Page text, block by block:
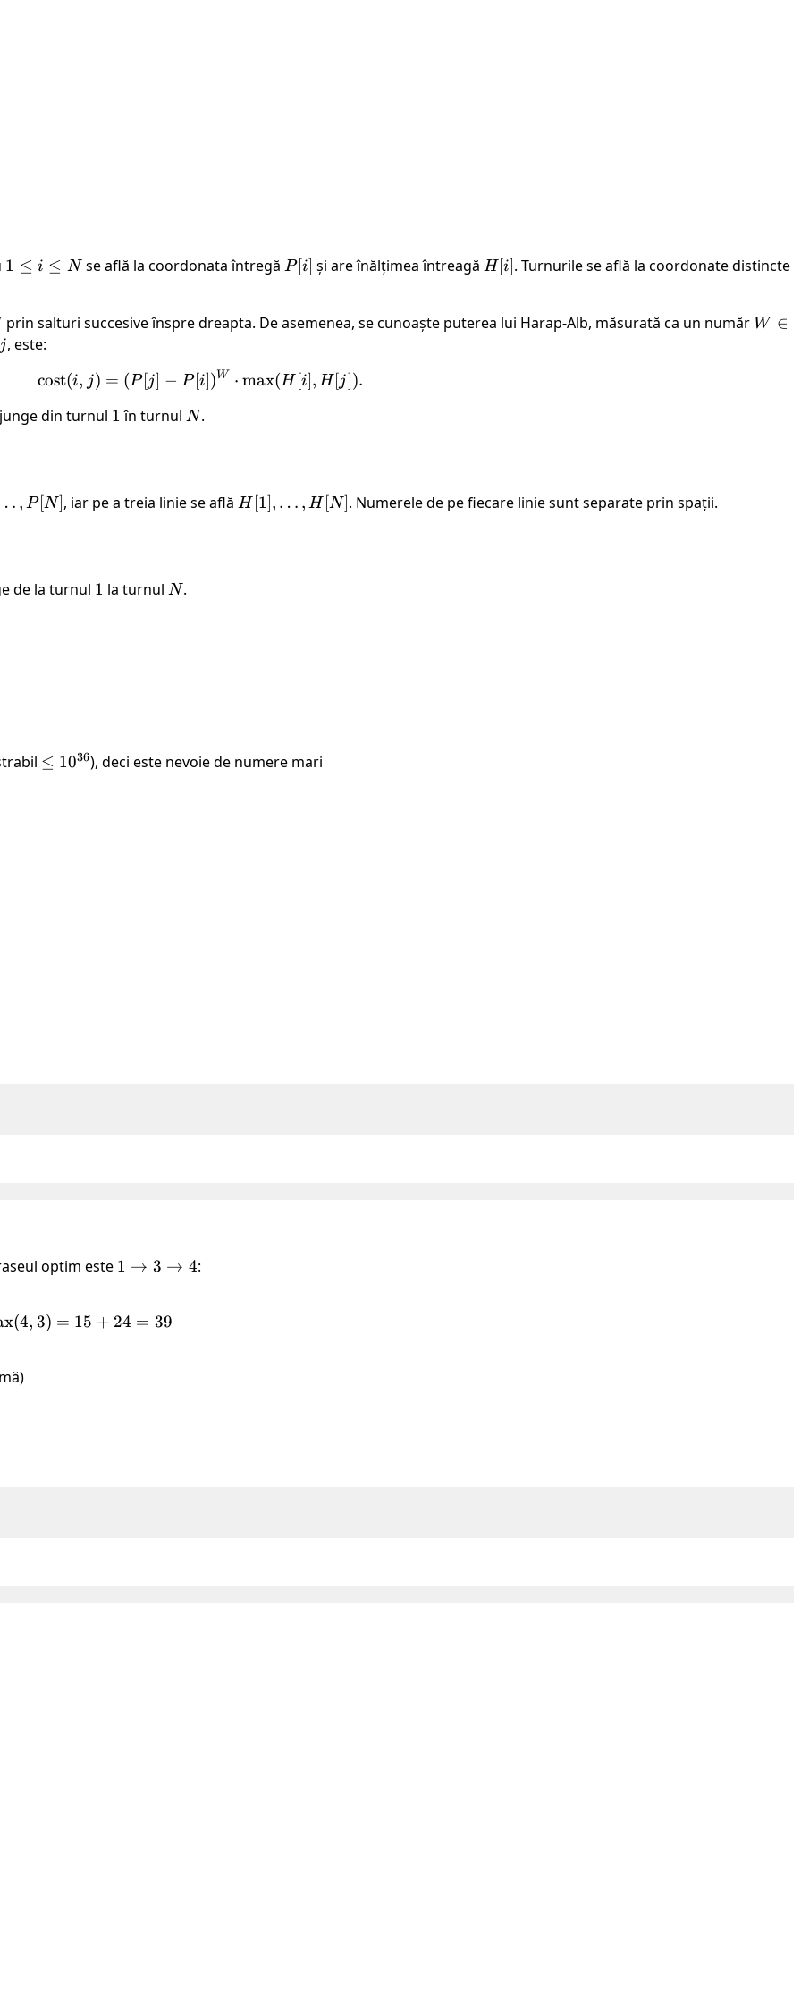
1
\leq
N
1 ≤ i ≤ Nse află la coordonata întregă P[i]
P[i] și are înălțimea întreagă H[i]
H [i]. Turnurile se află la coordonate distincte
prin salturi succesive înspre dreapta. De asemenea, se cunoaște puterea lui Harap-Alb, măsurată ca un număr W
W ∈
j, este:
\text{cost}(i, j) = (P[j] - P[i])^W \cdot \text{max}(H[i], H[j]).
cost(i, j) = (P [j] − P[i]) W ⋅ max(H [i], H [j]).
din turnul 1
1în turnul N
N.
, P[N], iar pe a treia linie se află H[1],
H [1], … , H [N]. Numerele de pe fiecare linie sunt separate prin spații.
de la turnul 1
1 la turnul N
N.
\leq
≤ 1036), deci este nevoie de numere mari
optim este 1
\rightarrow
1 → 3 → 4:
(4, 3) = 15 + 24 = 39